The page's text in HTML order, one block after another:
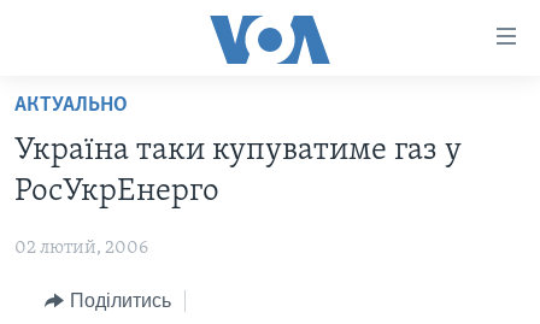
Перейти
матеріалу
Перейти
меню
Перейти
АКТУАЛЬНО
США
УКРАЇНА
АНАЛІТИКА
ПОЛІТИКА В США
АДМІНІСТРАЦІЯ ПРЕЗИДЕНТА ТРАМПА: ПЕРШІ 100
АКТУАЛЬНО
Україна таки купуватиме газ у
РосУкрЕнерго
02 лютий, 2006
Поділитись